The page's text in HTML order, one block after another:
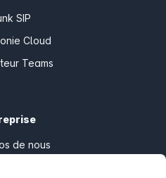
SIP
Cloud
Teams
de nous